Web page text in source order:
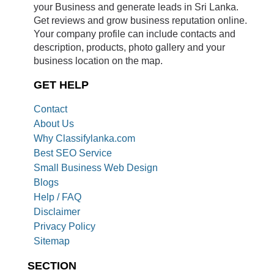
your Business and generate leads in Sri Lanka.
Get reviews and grow business reputation online.
Your company profile can include contacts and
description, products, photo gallery and your
business location on the map.
GET HELP
Contact
About Us
Why Classifylanka.com
Best SEO Service
Small Business Web Design
Blogs
Help / FAQ
Disclaimer
Privacy Policy
Sitemap
SECTION